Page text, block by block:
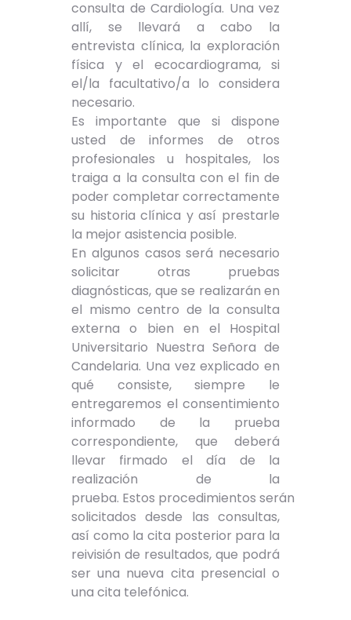
consulta de Cardiología. Una vez
allí, se llevará a cabo la
entrevista clínica, la exploración
física y el ecocardiograma, si
el/la facultativo/a lo considera
necesario.
Es importante que si dispone
usted de informes de otros
profesionales u hospitales, los
traiga a la consulta con el fin de
poder completar correctamente
su historia clínica y así prestarle
la mejor asistencia posible.
En algunos casos será necesario
solicitar otras pruebas
diagnósticas, que se realizarán en
el mismo centro de la consulta
externa o bien en el Hospital
Universitario Nuestra Señora de
Candelaria. Una vez explicado en
qué consiste, siempre le
entregaremos el consentimiento
informado de la prueba
correspondiente, que deberá
llevar firmado el día de la
realización de la
prueba. Estos procedimientos serán
solicitados desde las consultas,
así como la cita posterior para la
reivisión de resultados, que podrá
ser una nueva cita presencial o
una cita telefónica.